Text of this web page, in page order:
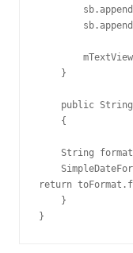
    }
public
    {
String
return
    }
}